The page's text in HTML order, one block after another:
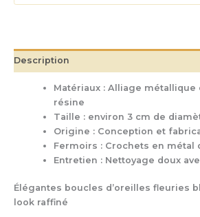
Description
Matériaux : Alliage métallique
résine
Taille : environ 3 cm de
Origine : Conception et
Fermoirs : Crochets en métal
Entretien : Nettoyage doux
Élégantes boucles d’oreilles fleuries
look raffiné